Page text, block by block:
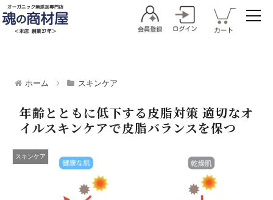
ホーム スキンケア
年齢とともに低下する皮脂対策 適切なオ
イルスキンケアで皮脂バランスを保つ
スキンケア